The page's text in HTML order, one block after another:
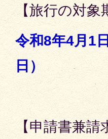
【旅行の対象
令和8年4月1
日）
【申請書兼請